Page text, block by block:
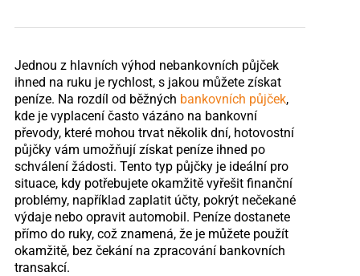
Jednou z hlavních výhod nebankovních půjček
ihned na ruku je rychlost, s jakou můžete získat
peníze. Na rozdíl od běžných bankovních půjček,
kde je vyplacení často vázáno na bankovní
převody, které mohou trvat několik dní, hotovostní
půjčky vám umožňují získat peníze ihned po
schválení žádosti. Tento typ půjčky je ideální pro
situace, kdy potřebujete okamžitě vyřešit finanční
problémy, například zaplatit účty, pokrýt nečekané
výdaje nebo opravit automobil. Peníze dostanete
přímo do ruky, což znamená, že je můžete použít
okamžitě, bez čekání na zpracování bankovních
transakcí.